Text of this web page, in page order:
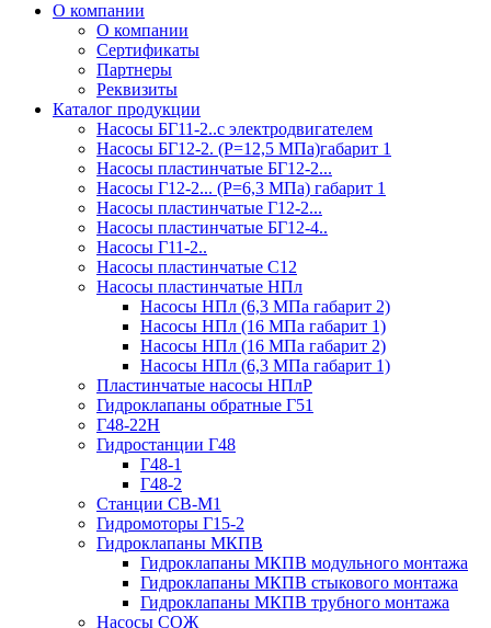
О компании
О компании
Сертификаты
Партнеры
Реквизиты
Каталог продукции
Насосы БГ11-2..с электродвигателем
Насосы БГ12-2. (Р=12,5 МПа)габарит 1
Насосы пластинчатые БГ12-2...
Насосы Г12-2... (Р=6,3 МПа) габарит 1
Насосы пластинчатые Г12-2...
Насосы пластинчатые БГ12-4..
Насосы Г11-2..
Насосы пластинчатые С12
Насосы пластинчатые НПл
Насосы НПл (6,3 МПа габарит 2)
Насосы НПл (16 МПа габарит 1)
Насосы НПл (16 МПа габарит 2)
Насосы НПл (6,3 МПа габарит 1)
Пластинчатые насосы НПлР
Гидроклапаны обратные Г51
Г48-22Н
Гидростанции Г48
Г48-1
Г48-2
Станции СВ-М1
Гидромоторы Г15-2
Гидроклапаны МКПВ
Гидроклапаны МКПВ модульного монтажа
Гидроклапаны МКПВ стыкового монтажа
Гидроклапаны МКПВ трубного монтажа
Насосы СОЖ